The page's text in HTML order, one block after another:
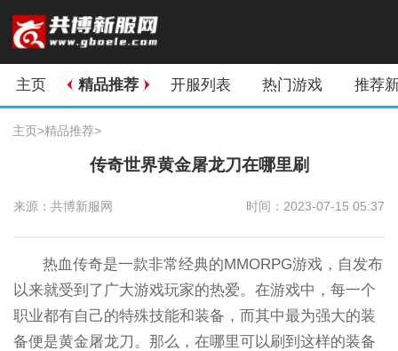
主页 精品推荐 开服列表 热门游戏 推荐
主页>精品推荐>
传奇世界黄金屠龙刀在哪里刷
来源：共博新服网 时间：2023-07-15 05:37
热血传奇是一款非常经典的MMORPG游戏，自发布
以来就受到了广大游戏玩家的热爱。在游戏中，每一个
职业都有自己的特殊技能和装备，而其中最为强大的装
备便是黄金屠龙刀。那么，在哪里可以刷到这样的装备